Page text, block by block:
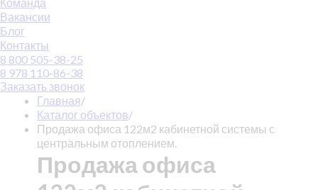
Вакансии
Блог
Контакты
8 800 505-38-25
8 978 110-86-38
Заказать звонок
Главная/
Каталог объектов/
Продажа офиса 122м2 кабинетной системы с
центральным отоплением.
Продажа офиса